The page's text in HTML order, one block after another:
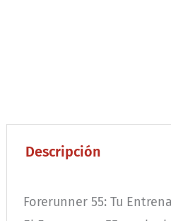
Descripción
Forerunner 55: Tu